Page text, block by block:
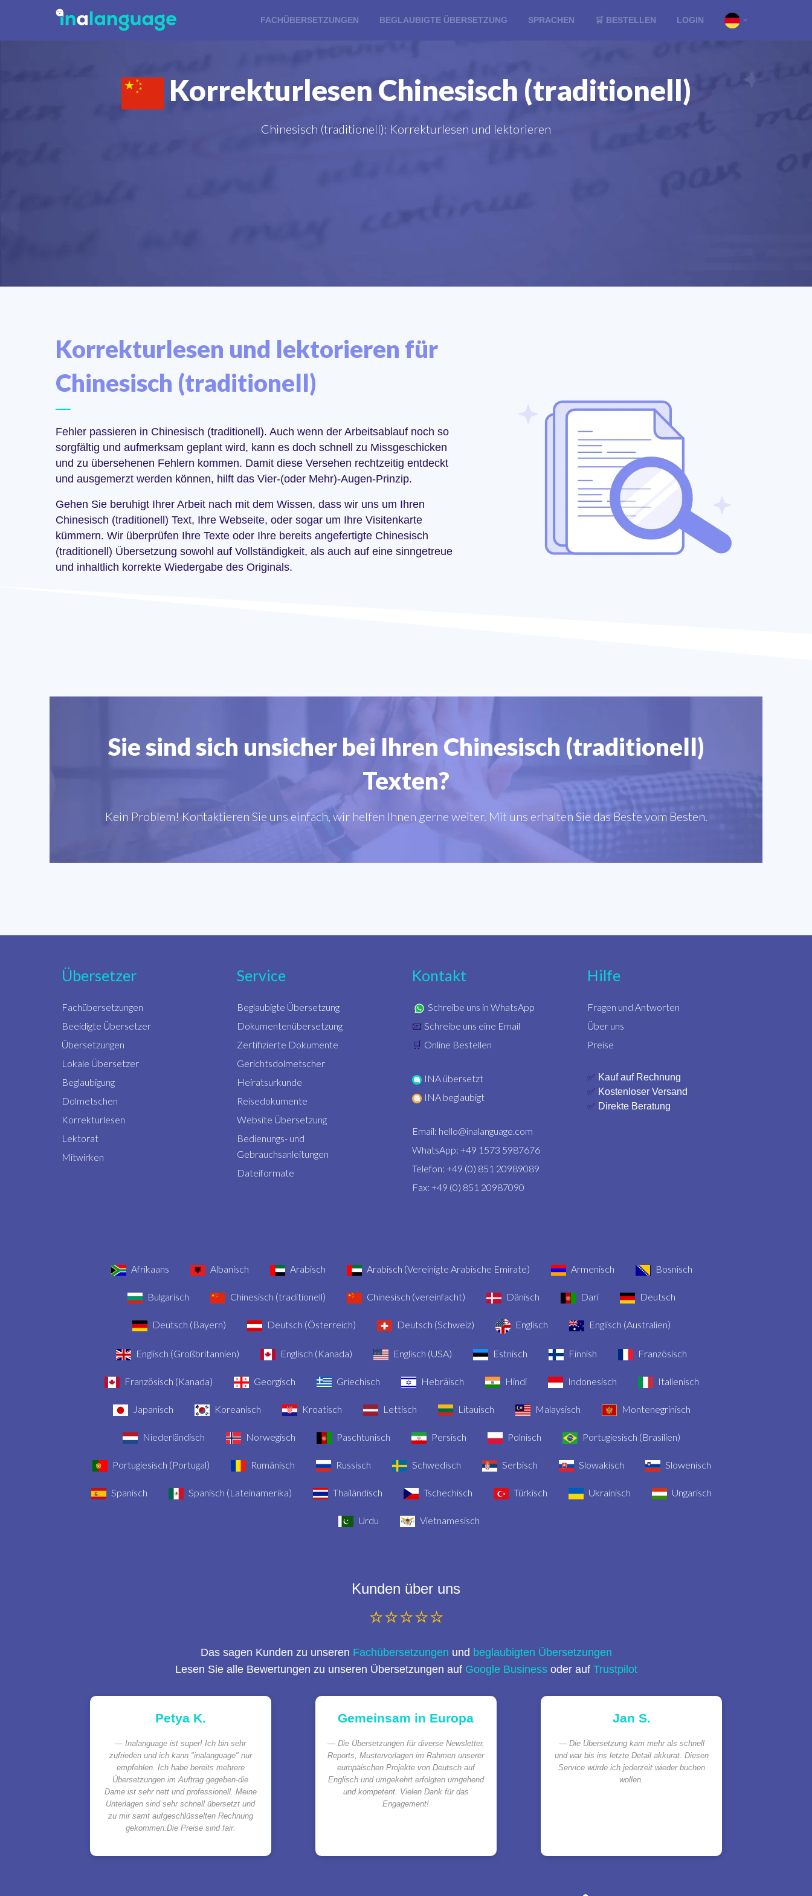
FACHÜBERSETZUNGEN BEGLAUBIGTE ÜBERSETZUNG SPRACHEN 🛒 BESTELLEN LOGIN
Korrekturlesen Chinesisch (traditionell)
Chinesisch (traditionell): Korrekturlesen und lektorieren
Korrekturlesen und lektorieren für
Chinesisch (traditionell)
Fehler passieren in Chinesisch (traditionell). Auch wenn der Arbeitsablauf noch so
sorgfältig und aufmerksam geplant wird, kann es doch schnell zu Missgeschicken
und zu übersehenen Fehlern kommen. Damit diese Versehen rechtzeitig entdeckt
und ausgemerzt werden können, hilft das Vier-(oder Mehr)-Augen-Prinzip.
Gehen Sie beruhigt Ihrer Arbeit nach mit dem Wissen, dass wir uns um Ihren
Chinesisch (traditionell) Text, Ihre Webseite, oder sogar um Ihre Visitenkarte
kümmern. Wir überprüfen Ihre Texte oder Ihre bereits angefertigte Chinesisch
(traditionell) Übersetzung sowohl auf Vollständigkeit, als auch auf eine sinngetreue
und inhaltlich korrekte Wiedergabe des Originals.
Sie sind sich unsicher bei Ihren Chinesisch (traditionell)
Texten?
Kein Problem! Kontaktieren Sie uns einfach, wir helfen Ihnen gerne weiter. Mit uns erhalten Sie das Beste vom Besten.
Übersetzer
Fachübersetzungen
Beeidigte Übersetzer
Übersetzungen
Lokale Übersetzer
Beglaubigung
Dolmetschen
Korrekturlesen
Lektorat
Mitwirken
Service
Beglaubigte Übersetzung
Dokumentenübersetzung
Zertifizierte Dokumente
Gerichtsdolmetscher
Heiratsurkunde
Reisedokumente
Website Übersetzung
Bedienungs- und
Gebrauchsanleitungen
Dateiformate
Kontakt
Schreibe uns in WhatsApp
📧 Schreibe uns eine Email
🛒 Online Bestellen
INA übersetzt
INA beglaubigt
Email: hello@inalanguage.com
WhatsApp: +49 1573 5987676
Telefon: +49 (0) 851 20989089
Fax: +49 (0) 851 20987090
Hilfe
Fragen und Antworten
Über uns
Preise
✅ Kauf auf Rechnung
✅ Kostenloser Versand
✅ Direkte Beratung
Afrikaans Albanisch Arabisch Arabisch (Vereinigte Arabische Emirate) Armenisch Bosnisch
Bulgarisch Chinesisch (traditionell) Chinesisch (vereinfacht) Dänisch Dari Deutsch
Deutsch (Bayern) Deutsch (Österreich) Deutsch (Schweiz) Englisch Englisch (Australien)
Englisch (Großbritannien) Englisch (Kanada) Englisch (USA) Estnisch Finnish Französisch
Französisch (Kanada) Georgisch Griechisch Hebräisch Hindi Indonesisch Italienisch
Japanisch Koreanisch Kroatisch Lettisch Litauisch Malaysisch Montenegrinisch
Niederländisch Norwegisch Paschtunisch Persisch Polnisch Portugiesisch (Brasilien)
Portugiesisch (Portugal) Rumänisch Russisch Schwedisch Serbisch Slowakisch Slowenisch
Spanisch Spanisch (Lateinamerika) Thailändisch Tschechisch Türkisch Ukrainisch Ungarisch
Urdu Vietnamesisch
Kunden über uns
⭐⭐⭐⭐⭐
Das sagen Kunden zu unseren Fachübersetzungen und beglaubigten Übersetzungen
Lesen Sie alle Bewertungen zu unseren Übersetzungen auf Google Businessoder auf Trustpilot
Petya K.
Inalanguage ist super! Ich bin sehr
zufrieden und ich kann "inalanguage" nur
empfehlen. Ich habe bereits mehrere
Übersetzungen im Auftrag gegeben-die
Dame ist sehr nett und professionell. Meine
Unterlagen sind sehr schnell übersetzt und
zu mir samt aufgeschlüsselten Rechnung
gekommen.Die Preise sind fair.
Gemeinsam in Europa
Die Übersetzungen für diverse Newsletter,
Reports, Mustervorlagen im Rahmen unserer
europäischen Projekte von Deutsch auf
Englisch und umgekehrt erfolgten umgehend
und kompetent. Vielen Dank für das
Engagement!
Jan S.
Die Übersetzung kam mehr als schnell
und war bis ins letzte Detail akkurat. Diesen
Service würde ich jederzeit wieder buchen
wollen.